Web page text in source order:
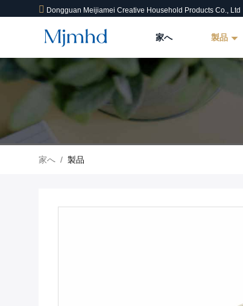
Dongguan Meijiamei Creative Household Products Co., Ltd
家へ 製品
家へ / 製品